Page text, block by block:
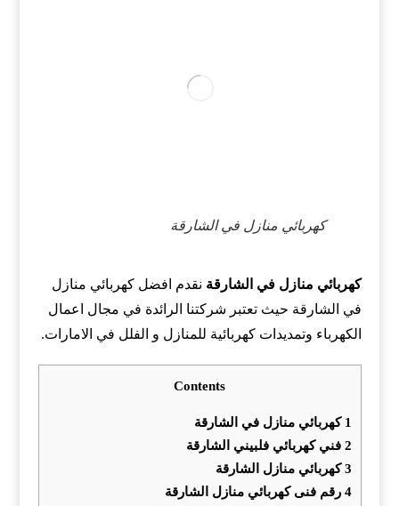
كهربائي منازل في الشارقة
كهربائي منازل في الشارقة نقدم افضل كهربائي منازل
في الشارقة حيث تعتبر شركتنا الرائدة في مجال اعمال
الكهرباء وتمديدات كهربائية للمنازل و الفلل في الامارات.
Contents
1 كهربائي منازل في الشارقة
2 فني كهربائي فلبيني الشارقة
3كهربائي منازل الشارقة
4 ‏رقم فنى كهربائي منازل الشارقة